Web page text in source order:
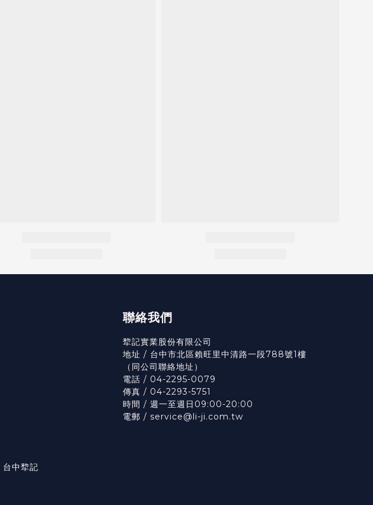
聯絡我們
犂記實業股份有限公司
地址 / 台中市北區賴旺里中清路一段788號1樓
（ 同公司聯絡地址）
電話 / 04-2295-0079
傳真 / 04-2293-5751
時間 / 週一至週日09:00-20:00
電郵 / service@li-ji.com.tw
中犂記